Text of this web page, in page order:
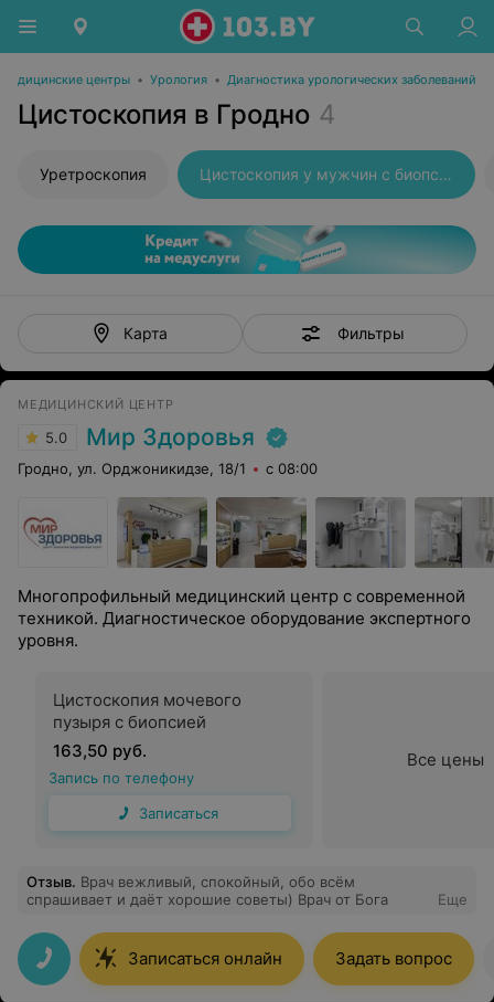
Медицинские центры • Урология • Диагностика урологических заболеваний
Цистоскопия в Гродно 4
Уретроскопия Цистоскопия у мужчин с биопсией
Карта Фильтры
МЕДИЦИНСКИЙ ЦЕНТР
5.0 Мир Здоровья
Гродно, ул. Орджоникидзе, 18/1 с 08:00
Многопрофильный медицинский центр с современной
техникой. Диагностическое оборудование экспертного
уровня.
Цистоскопия мочевого
пузыря с биопсией
163,50 руб.
Запись по телефону
Записаться
Все цены
Отзыв. Врач вежливый, спокойный, обо всём
спрашивает и даёт хорошие советы) Врач от Бога
Еще
Записаться онлайн Задать вопрос